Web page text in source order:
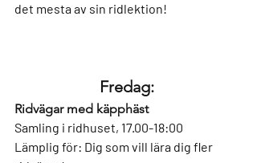
det mesta av sin ridlektion!
Fredag:
Ridvägar med käpphäst
Samling i ridhuset, 17.00-18:00
Lämplig för: Dig som vill lära dig fler